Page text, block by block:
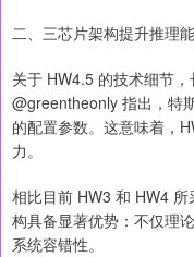
二、三芯片架构提升推理
关于 HW4.5 的技术细节
@greentheonly 指出，特
的配置参数。这意味着，
力。
相比目前 HW3 和 HW4
构具备显著优势：不仅理
系统容错性。